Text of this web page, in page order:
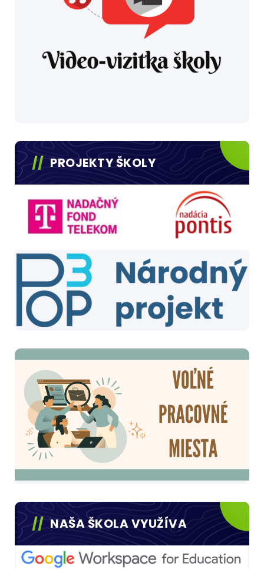
PROJEKTY ŠKOLY
NAŠA ŠKOLA VYUŽÍVA